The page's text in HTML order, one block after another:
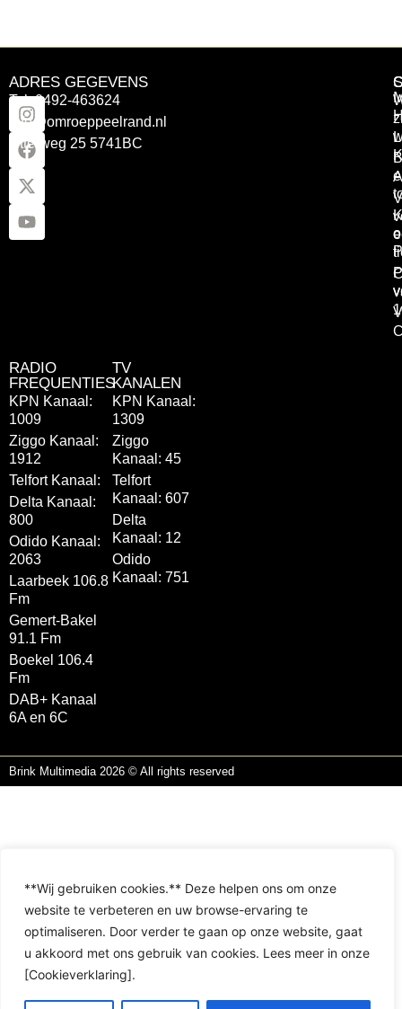
**Wij gebruiken cookies.** Deze helpen ons om onze
website te verbeteren en uw browse-ervaring te
optimaliseren. Door verder te gaan op onze website, gaat
u akkoord met ons gebruik van cookies. Lees meer in onze
[Cookieverklaring].
ADRES GEGEVENS
Tel: 0492-463624
info@omroeppeelrand.nl
Otterweg 25 5741BC
RADIO
FREQUENTIES
KPN Kanaal:
1009
Ziggo Kanaal:
1912
Telfort Kanaal:
Delta Kanaal:
800
Odido Kanaal:
2063
Laarbeek 106.8
Fm
Gemert-Bakel
91.1 Fm
Boekel 106.4
Fm
DAB+ Kanaal
6A en 6C
TV
KANALEN
KPN Kanaal:
1309
Ziggo
Kanaal: 45
Telfort
Kanaal: 607
Delta
Kanaal: 12
Odido
Kanaal: 751
Brink Multimedia 2026 © All rights reserved